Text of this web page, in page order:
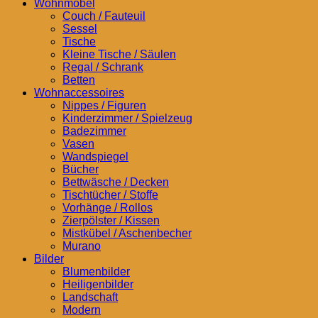
Wohnmöbel
Couch / Fauteuil
Sessel
Tische
Kleine Tische / Säulen
Regal / Schrank
Betten
Wohnaccessoires
Nippes / Figuren
Kinderzimmer / Spielzeug
Badezimmer
Vasen
Wandspiegel
Bücher
Bettwäsche / Decken
Tischtücher / Stoffe
Vorhänge / Rollos
Zierpölster / Kissen
Mistkübel / Aschenbecher
Murano
Bilder
Blumenbilder
Heiligenbilder
Landschaft
Modern